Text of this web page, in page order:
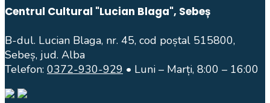
Centrul Cultural "Lucian Blaga", Sebeș
B-dul. Lucian Blaga, nr. 45, cod poștal 515800,
Sebeș, jud. Alba
Telefon: 0372-930-929 • Luni – Marți, 8:00 – 16:00